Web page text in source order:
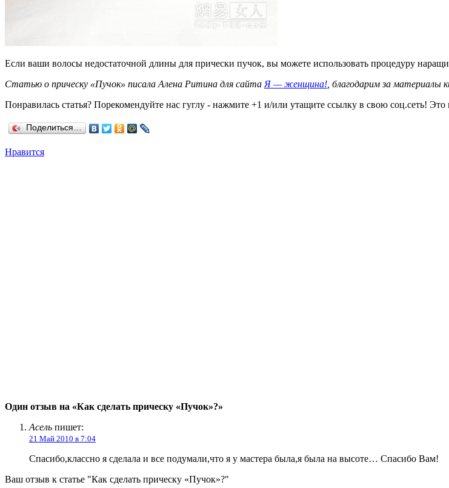
Если ваши волосы недостаточной длины для прически пучок, вы можете использовать процедуру
Статью о прическу «Пучок» писала Алена Ритина для сайта Я — женщина! , благодарим за материалы
Понравилась статья? Порекомендуйте нас гуглу - нажмите +1 и/или утащите ссылку в свою соц.сеть! Это
Поделиться…
Нравится
Один отзыв на «Как сделать прическу «Пучок»?»
Асель пишет:
21 Май 2010 в 7:04
Спасибо,классно я сделала и все подумали,что я у мастера была,я была на высоте… Спасибо Вам!
Ваш отзыв к статье "Как сделать прическу «Пучок»?"